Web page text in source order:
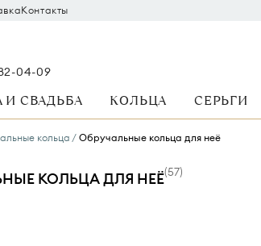
Контакты
04-09
СВАДЬБА КОЛЬЦА СЕРЬГИ
кольца Обручальные кольца для неё
КОЛЬЦА ДЛЯ НЕЁ(57)